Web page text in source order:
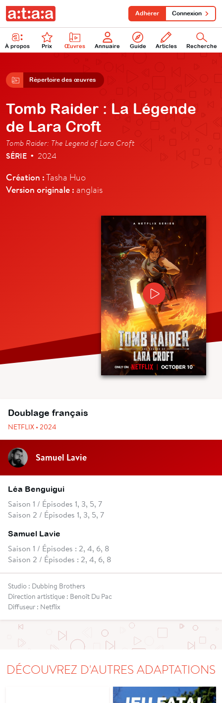
À propos Prix Œuvres Annuaire Guide Articles Recherche
Adhérer Connexion
Répertoire des œuvres
Tomb Raider : La Légende
de Lara Croft
Tomb Raider: The Legend of Lara Croft
SÉRIE • 2024
Création :Tasha Huo
Version originale : anglais
Doublage français
NETFLIX • 2024
Samuel Lavie
Léa Benguigui
Saison 1 / Épisodes 1, 3, 5, 7
Saison 2 / Épisodes 1, 3, 5, 7
Samuel Lavie
Saison 1 / Épisodes : 2, 4, 6, 8
Saison 2 / Épisodes : 2, 4, 6, 8
Studio : Dubbing Brothers
Direction artistique : Benoît Du Pac
Diffuseur : Netflix
DÉCOUVREZ D'AUTRES ADAPTATIONS